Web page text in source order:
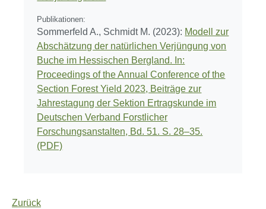
Publikationen:
Sommerfeld A., Schmidt M. (2023): Modell zur
Abschätzung der natürlichen Verjüngung von
Buche im Hessischen Bergland. In:
Proceedings of the Annual Conference of the
Section Forest Yield 2023, Beiträge zur
Jahrestagung der Sektion Ertragskunde im
Deutschen Verband Forstlicher
Forschungsanstalten, Bd. 51. S. 28–35.
(PDF)
Zurück